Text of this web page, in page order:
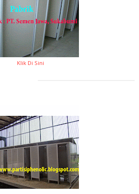
Klik Di Sini